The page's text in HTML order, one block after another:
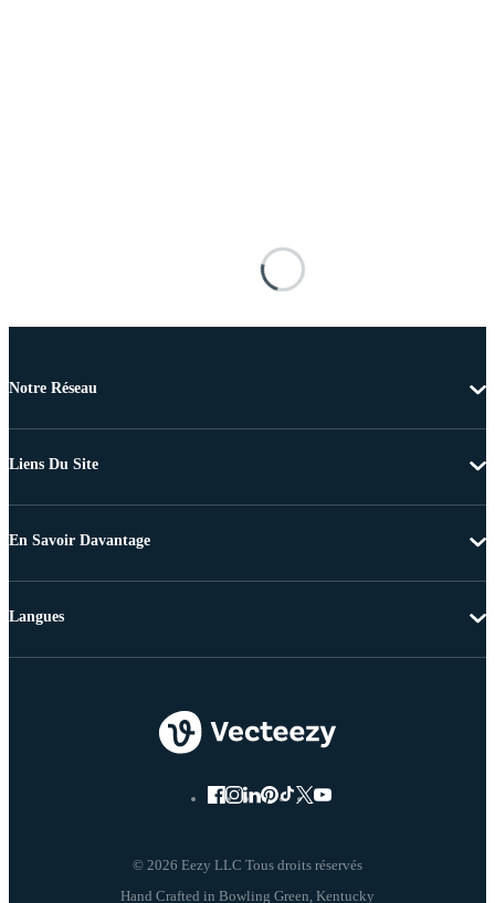
Notre Réseau
Liens Du Site
En Savoir Davantage
© 2026 Eezy LLC Tous droits réservés
Langues